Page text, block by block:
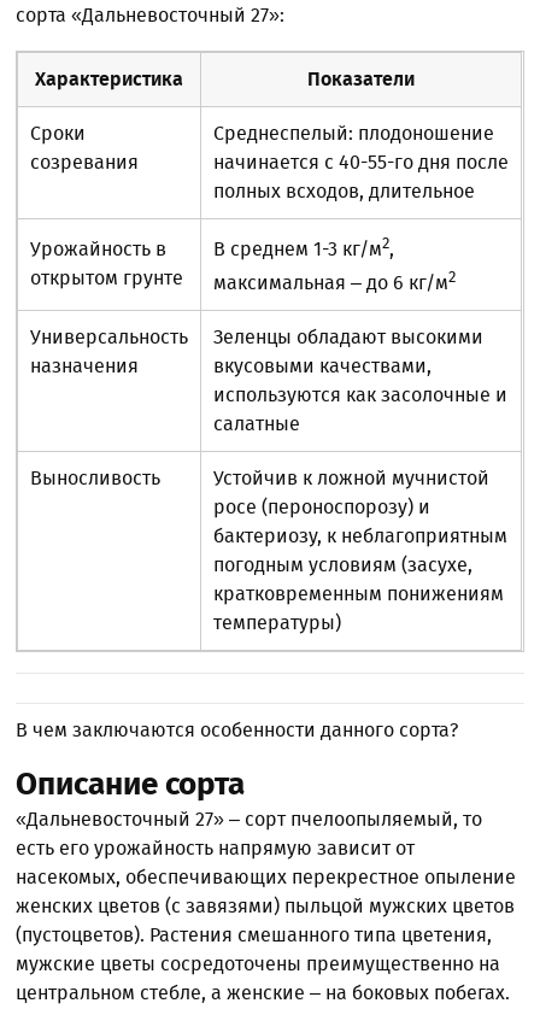
сорта «Дальневосточный 27»:
Характеристика Показатели
Сроки
созревания
Среднеспелый: плодоношение
начинается с 40-55-го дня после
полных всходов, длительное
Урожайность в
открытом грунте
В среднем 1-3 кг/м2,
максимальная – до 6 кг/м2
Универсальность
назначения
Зеленцы обладают высокими
вкусовыми качествами,
используются как засолочные и
салатные
Выносливость
Устойчив к ложной мучнистой
росе (пероноспорозу) и
бактериозу, к неблагоприятным
погодным условиям (засухе,
кратковременным понижениям
температуры)
В чем заключаются особенности данного сорта?
Описание сорта
«Дальневосточный 27» – сорт пчелоопыляемый, то
есть его урожайность напрямую зависит от
насекомых, обеспечивающих перекрестное опыление
женских цветов (с завязями) пыльцой мужских цветов
(пустоцветов). Растения смешанного типа цветения,
мужские цветы сосредоточены преимущественно на
центральном стебле, а женские – на боковых побегах.